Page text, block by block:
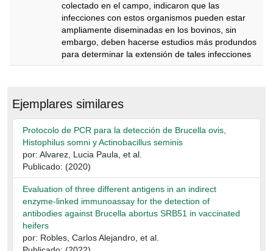
colectado en el campo, indicaron que las
infecciones con estos organismos pueden estar
ampliamente diseminadas en los bovinos, sin
embargo, deben hacerse estudios más produndos
para determinar la extensión de tales infecciones
Ejemplares similares
Protocolo de PCR para la detección de Brucella ovis,
Histophilus somni y Actinobacillus seminis
por: Alvarez, Lucia Paula, et al.
Publicado: (2020)
Evaluation of three different antigens in an indirect
enzyme-linked immunoassay for the detection of
antibodies against Brucella abortus SRB51 in vaccinated
heifers
por: Robles, Carlos Alejandro, et al.